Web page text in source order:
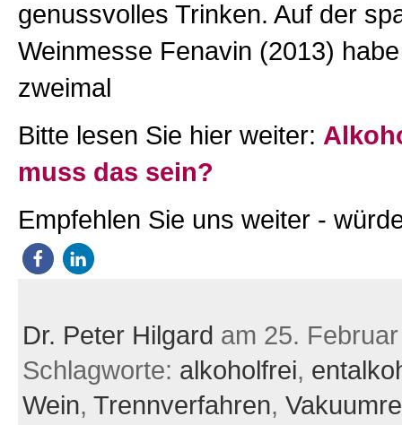
genussvolles Trinken. Auf der
Weinmesse Fenavin (2013)
zweimal
Bitte lesen Sie hier weiter:
muss das sein?
Empfehlen Sie uns weiter -
Dr. Peter Hilgard am 25.
Schlagworte: alkoholfrei,
Wein, Trennverfahren,